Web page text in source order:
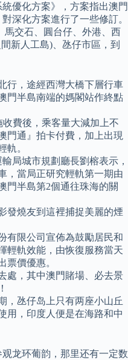
優化方案》，方案指出澳門
深化方案進行了一些修訂。
馬交石、圓台仔、外港、西
新人工島)、氹仔市區，到
行，途經西灣大橋下層行車
門半島南端的媽閣站作終點
費後，乘客量大減加上不
門通』拍卡付費，加上出現
軌。
局城市規劃廳長劉榕表示，
，當局正研究輕軌第一期由
門半島第2個通往珠海的關
發燒友到這裡捕捉美麗的煙
有限公司宣佈為鼓勵居民和
輕軌效能，由恢復服務當天
票價優惠。
處，其中澳門賭場、必去景
，氹仔岛上只有两座小山丘
用，印度人便是在海路和中
龙环葡韵，那里还有一定数